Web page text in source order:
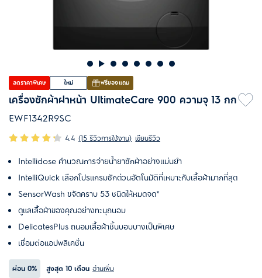
ลดราคาพิเศษ ใหม่ ฟรีของแถม
เครื่องซักผ้าฝาหน้า UltimateCare 900 ความจุ 13 กก
EWF1342R9SC
4.4 (15 รีวิวการใช้งาน) เขียนรีวิว
Intellidose คำนวณการจ่ายน้ำยาซักผ้าอย่างแม่นยำ
IntelliQuick เลือกโปรแกรมซักด่วนอัตโนมัติที่เหมาะกับเสื้อผ้ามากที่สุด
SensorWash ขจัดคราบ 53 ชนิดให้หมดจด*
ดูแลเสื้อผ้าของคุณอย่างทะนุถนอม
DelicatesPlus ถนอมเสื้อผ้าชิ้นบอบบางเป็นพิเศษ
เชื่อมต่อแอปพลิเคชั่น
ผ่อน 0% สูงสุด 10 เดือน อ่านเพิ่ม